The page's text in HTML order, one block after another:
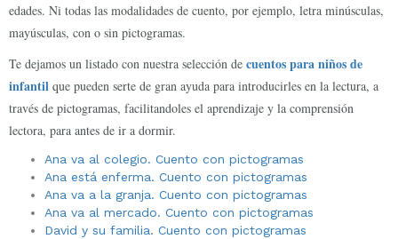
edades. Ni todas las modalidades de cuento, por ejemplo, letra minúsculas,
mayúsculas, con o sin pictogramas.
Te dejamos un listado con nuestra selección de cuentos para niños de
infantil que pueden serte de gran ayuda para introducirles en la lectura, a
través de pictogramas, facilitandoles el aprendizaje y la comprensión
lectora, para antes de ir a dormir.
Ana va al colegio. Cuento con pictogramas
Ana está enferma. Cuento con pictogramas
Ana va a la granja. Cuento con pictogramas
Ana va al mercado. Cuento con pictogramas
David y su familia. Cuento con pictogramas